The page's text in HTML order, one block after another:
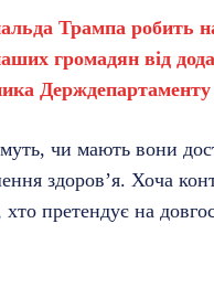
Трампа робить
громадян від
чи мають вони
здоров’я. Хоча
хто претендує на